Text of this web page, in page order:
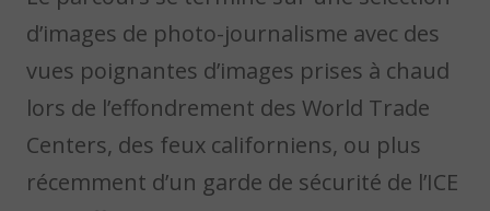
d’images de photo-journalisme avec des
vues poignantes d’images prises à chaud
lors de l’effondrement des World Trade
Centers, des feux californiens, ou plus
récemment d’un garde de sécurité de l’ICE